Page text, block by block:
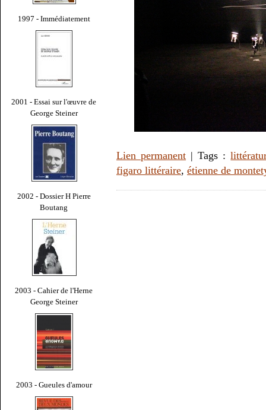
1997 - Immédiatement
2001 - Essai sur l'œuvre de
George Steiner
2002 - Dossier H Pierre
Boutang
2003 - Cahier de l'Herne
George Steiner
2003 - Gueules d'amour
Lien permanent | Tags :
figaro littéraire, étienne de